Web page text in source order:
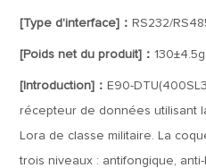
[Type d'interface]： RS232/
[Poids net du produit]： 130±4.5g
[Introduction]： E90-
récepteur de données utilisant
Lora de classe militaire. La
trois niveaux : antifongique,